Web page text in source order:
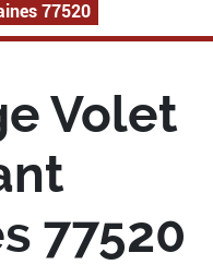
77520
Volet
77520